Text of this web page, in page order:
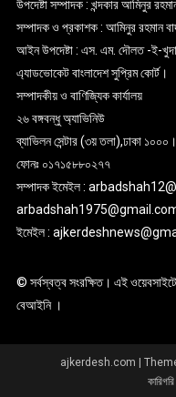
উপদেষ্টা সম্পাদক : খন্দকার আমিনুর
সম্পাদক ও প্রকাশক : আমিনুর রহমান
আইন উপদেষ্টা : এস. এম. দৌলত -ই-খুদা
এ্যাডভোকেট বাংলাদেশ সুপ্রিম কোর্ট।
সম্পাদকীয় ও বাণিজ্যিক কার্যালয়
২৬ বঙ্গবন্ধু অ্যাভিনিউ
ব্যাভিলন সেন্টার (৩য় তলা),ঢাকা ১০০০।
ফোনঃ ০১৭১৫৮৮০২৭৭
সম্পাদক ইমেইল :
ইমেইল :
© সর্বস্বত্ব সংরক্ষিত। এই
বেআইনি ।
ajkerdesh.com